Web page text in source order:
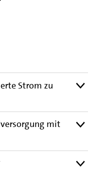
Strom zu
mit